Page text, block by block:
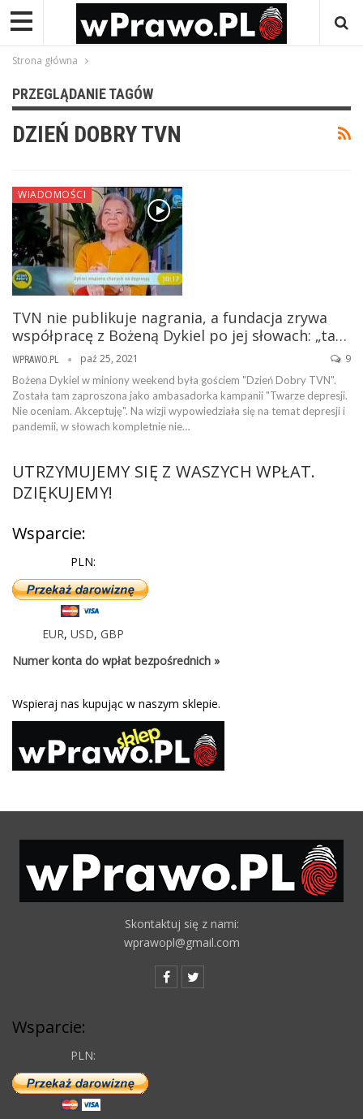
Strona główna
PRZEGLĄDANIE TAGÓW
DZIEŃ DOBRY TVN
WIADOMOŚCI
TVN nie publikuje nagrania, a fundacja zrywa
współpracę z Bożeną Dykiel po jej słowach: „ta…
WPRAWO.PL paź 25, 2021 9
Bożena Dykiel w miniony weekend była gościem "Dzień Dobry TVN".
Została tam zaproszona jako ambasadorka kampanii "Twarze depresji.
Nie oceniam. Akceptuję". Na wizji wypowiedziała się na temat depresji i
pandemii, w słowach kompletnie nie…
UTRZYMUJEMY SIĘ Z WASZYCH WPŁAT.
DZIĘKUJEMY!
Wsparcie:
PLN:
EUR, USD, GBP
Numer konta do wpłat bezpośrednich »
Wspieraj nas kupując w naszym sklepie.
Skontaktuj się z nami:
wprawopl@gmail.com
Wsparcie:
PLN: